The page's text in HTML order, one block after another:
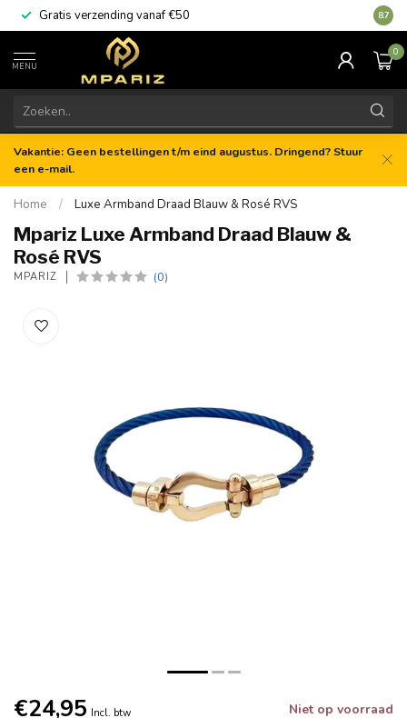
Gratis verzending vanaf €50 8.7
MENU
0
Vakantie: Geen bestellingen t/m eind augustus. Dringend? Stuur
een e-mail.
Home / Luxe Armband Draad Blauw & Rosé RVS
Mpariz Luxe Armband Draad Blauw &
Rosé RVS
MPARIZ (0)
€24,95 Incl. btw Niet op voorraad